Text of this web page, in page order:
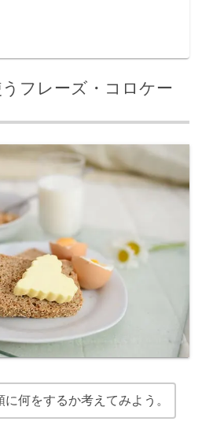
うフレーズ・コロケー
に何をするか考えてみよう。